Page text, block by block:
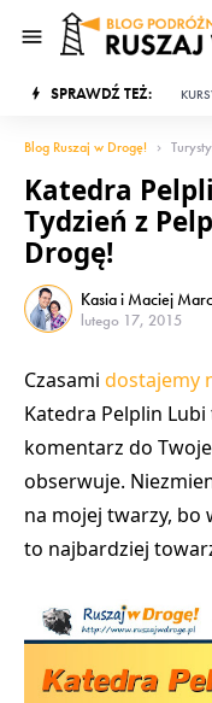
SPRAWDŹ TEŻ:
Blog Ruszaj w Drogę!
Katedra
Tydzień z
Drogę!
Kasia i Maciej
lutego 17, 2015
Czasami dostajemy
Katedra Pelplin
komentarz do
obserwuje.
na mojej twarzy, bo
to najbardziej